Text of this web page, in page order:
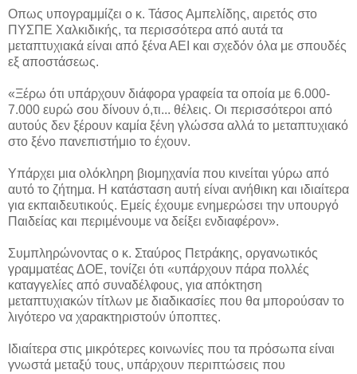
Οπως υπογραμμίζει ο κ. Τάσος Αμπελίδης, αιρετός στο
ΠΥΣΠΕ Χαλκιδικής, τα περισσότερα από αυτά τα
μεταπτυχιακά είναι από ξένα ΑΕΙ και σχεδόν όλα με σπουδές
εξ αποστάσεως.
«Ξέρω ότι υπάρχουν διάφορα γραφεία τα οποία με 6.000-
7.000 ευρώ σου δίνουν ό,τι... θέλεις. Οι περισσότεροι από
αυτούς δεν ξέρουν καμία ξένη γλώσσα αλλά το μεταπτυχιακό
στο ξένο πανεπιστήμιο το έχουν.
Υπάρχει μια ολόκληρη βιομηχανία που κινείται γύρω από
αυτό το ζήτημα. Η κατάσταση αυτή είναι ανήθικη και ιδιαίτερα
για εκπαιδευτικούς. Εμείς έχουμε ενημερώσει την υπουργό
Παιδείας και περιμένουμε να δείξει ενδιαφέρον».
Συμπληρώνοντας ο κ. Σταύρος Πετράκης, οργανωτικός
γραμματέας ΔΟΕ, τονίζει ότι «υπάρχουν πάρα πολλές
καταγγελίες από συναδέλφους, για απόκτηση
μεταπτυχιακών τίτλων με διαδικασίες που θα μπορούσαν το
λιγότερο να χαρακτηριστούν ύποπτες.
Ιδιαίτερα στις μικρότερες κοινωνίες που τα πρόσωπα είναι
γνωστά μεταξύ τους, υπάρχουν περιπτώσεις που